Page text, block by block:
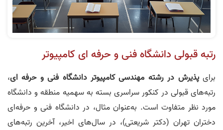
رتبه قبولی دانشگاه فنی و حرفه ای کامپیوتر
برایپذیرش در رشته مهندسی کامپیوتر دانشگاه فنی و حرفه ای،
رتبه‌های قبولی در کنکور سراسری بسته به سهمیه منطقه و دانشگاه
مورد نظر متفاوت است. به‌عنوان مثال، در دانشگاه فنی و حرفه‌ای
دختران تهران (دکتر شریعتی)، در سال‌های اخیر، آخرین رتبه‌های